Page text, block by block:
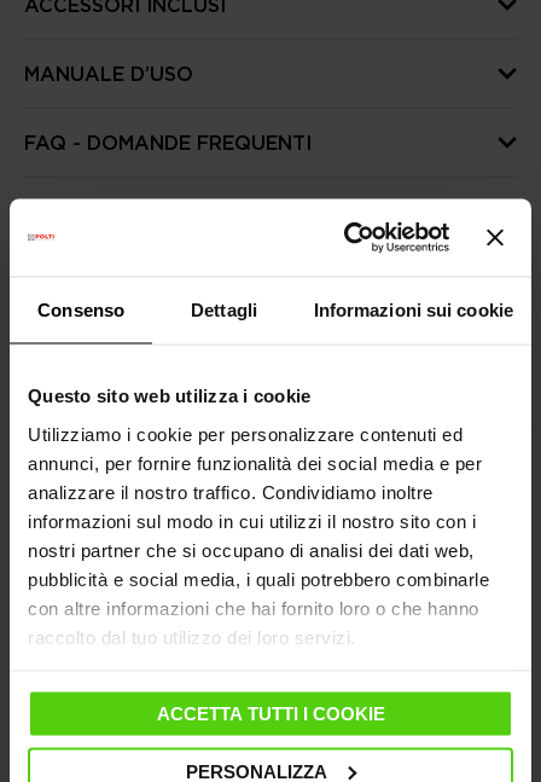
Consenso Dettagli Informazioni sui cookie
Questo sito web utilizza i cookie
Utilizziamo i cookie per personalizzare contenuti ed
annunci, per fornire funzionalità dei social media e per
analizzare il nostro traffico. Condividiamo inoltre
informazioni sul modo in cui utilizzi il nostro sito con i
nostri partner che si occupano di analisi dei dati web,
pubblicità e social media, i quali potrebbero combinarle
con altre informazioni che hai fornito loro o che hanno
raccolto dal tuo utilizzo dei loro servizi.
ACCETTA TUTTI I COOKIE
PERSONALIZZA
ACCESSORI INCLUSI
MANUALE D’USO
FAQ - DOMANDE FREQUENTI
Ottieni di più con gli accessori